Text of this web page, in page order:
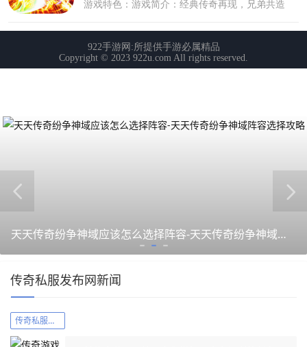
天天传奇纷争神域应该怎么选择阵容-天天传奇纷争神域阵容选择攻略
传奇私服发布网新闻
传奇私服发布网新闻